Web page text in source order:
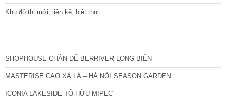
Khu đô thị mới, liền kề, biệt thự
SHOPHOUSE CHÂN ĐẾ BERRIVER LONG BIÊN
MASTERISE CAO XÀ LÁ – HÀ NỘI SEASON GARDEN
ICONIA LAKESIDE TỐ HỮU MIPEC